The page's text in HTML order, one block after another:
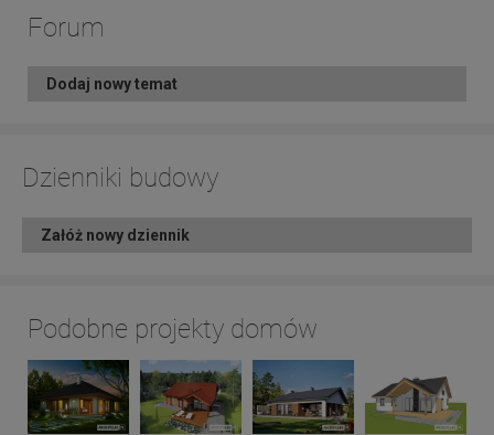
Forum
Dodaj nowy temat
Dzienniki budowy
Załóż nowy dziennik
Podobne projekty domów